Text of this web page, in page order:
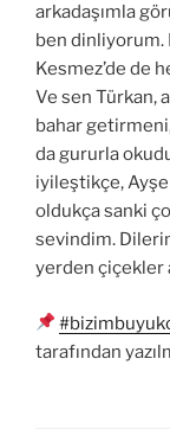
arkadaşımla
ben
Kesmez’de de
Ve sen Türkan,
bahar
da gururla
iyileştikçe, Ayşe
oldukça sanki
sevindim.
yerden çiçekler
tarafından